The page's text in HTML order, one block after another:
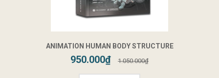
ANIMATION HUMAN BODY STRUCTURE
950.000₫ 1.050.000₫